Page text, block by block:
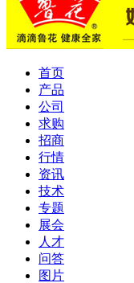
首页
产品
公司
求购
招商
行情
资讯
技术
专题
展会
人才
问答
图片